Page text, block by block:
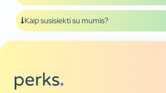
Kaip susisiekti su mumis?